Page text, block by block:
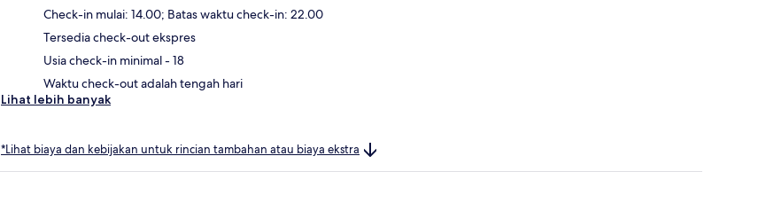
Check-in mulai: 14.00; Batas waktu check-in: 22.00
Tersedia check-out ekspres
Usia check-in minimal - 18
Waktu check-out adalah tengah hari
Lihat lebih banyak
*Lihat biaya dan kebijakan untuk rincian tambahan atau biaya ekstra